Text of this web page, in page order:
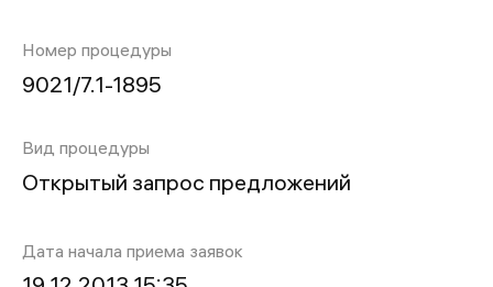
Номер процедуры
9021/7.1-1895
Вид процедуры
Открытый запрос предложений
Дата начала приема заявок